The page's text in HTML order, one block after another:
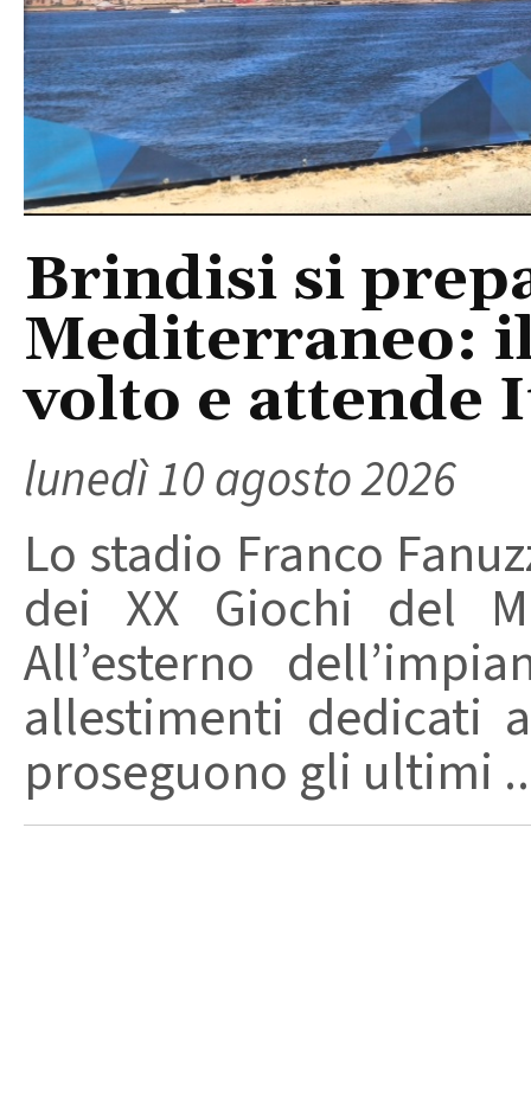
Brindisi si
Mediterraneo:
volto e attende
lunedì 10 agosto 2026
Lo stadio Franco
dei XX Giochi del
All’esterno
allestimenti dedicati
proseguono gli ultimi